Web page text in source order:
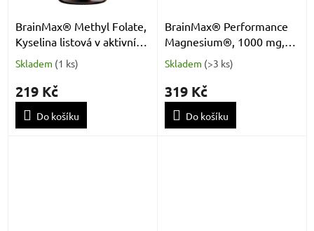
BrainMax® Methyl Folate,
Kyselina listová v aktivní
formě, 400 mcg, 50
rostlinných kapslí
Skladem (1 ks)
219 Kč
Do košíku
BrainMax® Performance
Magnesium®, 1000 mg,
Hořčík 200 mg + Vitamín
B6 P5P, 50 rostlinných
kapslí
Skladem (>3 ks)
319 Kč
Do košíku